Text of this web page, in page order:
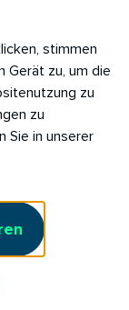
stimmen
Gerät zu, um die
zu
zu
Sie in unserer